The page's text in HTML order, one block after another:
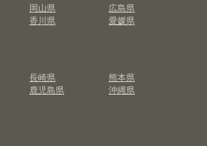
岡山県
広島県
香川県
愛媛県
長崎県
熊本県
鹿児島県 沖縄県